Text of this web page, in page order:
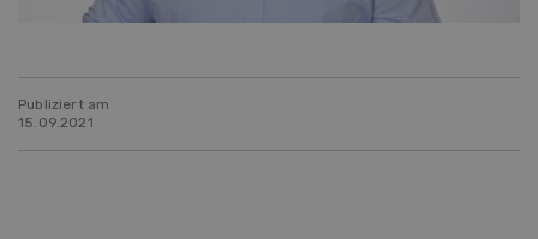
Publiziert am
15.09.2021